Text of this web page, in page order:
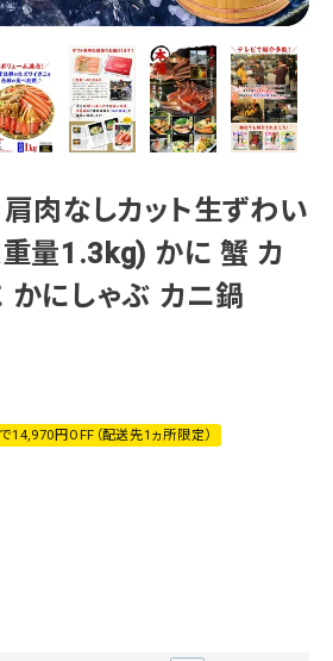
肉なしカット生ずわい
量1.3kg) かに 蟹 カ
かにしゃぶ カニ鍋
で14,970円OFF（配送先1ヵ所限定）